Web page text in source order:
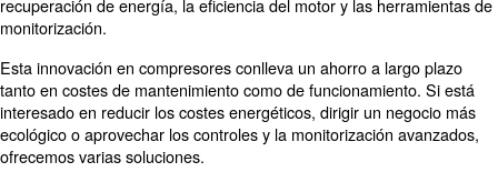
Como parte de nuestro proceso de innovación de
aire, desarrollamos constantemente nuevas
los modelos. Si utiliza equipos más antiguos, puede
consultar nuestras últimas ofertas. Se han producido